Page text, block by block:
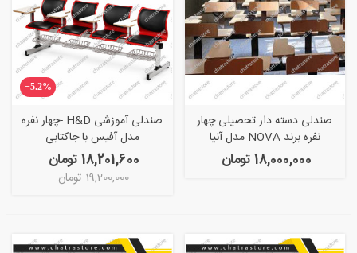
صندلی دسته دار تحصیلی چهار
نفره برند NOVA مدل آنیا
18,000,000 تومان
‎−5.2%
صندلی آموزشی H&D -چهار نفره
مدل آفیس با جاکتابی
18,201,600 تومان
19,200,000 تومان